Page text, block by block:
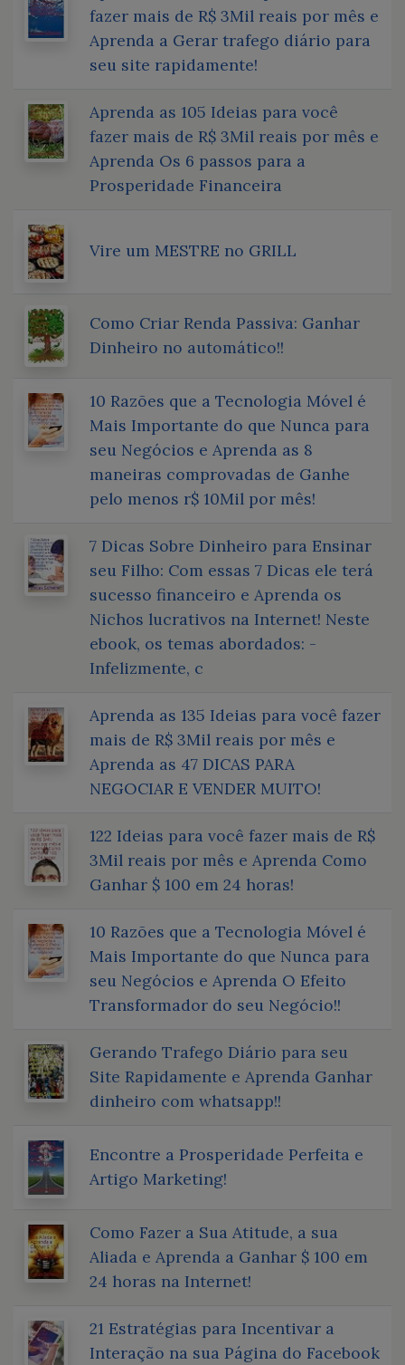
fazer mais de R$ 3Mil reais por mês e
Aprenda a Gerar trafego diário para
seu site rapidamente!
Aprenda as 105 Ideias para você
fazer mais de R$ 3Mil reais por mês e
Aprenda Os 6 passos para a
Prosperidade Financeira
Vire um MESTRE no GRILL
Como Criar Renda Passiva: Ganhar
Dinheiro no automático!!
10 Razões que a Tecnologia Móvel é
Mais Importante do que Nunca para
seu Negócios e Aprenda as 8
maneiras comprovadas de Ganhe
pelo menos r$ 10Mil por mês!
7 Dicas Sobre Dinheiro para Ensinar
seu Filho: Com essas 7 Dicas ele terá
sucesso financeiro e Aprenda os
Nichos lucrativos na Internet! Neste
ebook, os temas abordados: -
Infelizmente, c
Aprenda as 135 Ideias para você fazer
mais de R$ 3Mil reais por mês e
Aprenda as 47 DICAS PARA
NEGOCIAR E VENDER MUITO!
122 Ideias para você fazer mais de R$
3Mil reais por mês e Aprenda Como
Ganhar $ 100 em 24 horas!
10 Razões que a Tecnologia Móvel é
Mais Importante do que Nunca para
seu Negócios e Aprenda O Efeito
Transformador do seu Negócio!!
Gerando Trafego Diário para seu
Site Rapidamente e Aprenda Ganhar
dinheiro com whatsapp!!
Encontre a Prosperidade Perfeita e
Artigo Marketing!
Como Fazer a Sua Atitude, a sua
Aliada e Aprenda a Ganhar $ 100 em
24 horas na Internet!
21 Estratégias para Incentivar a
Interação na sua Página do Facebook